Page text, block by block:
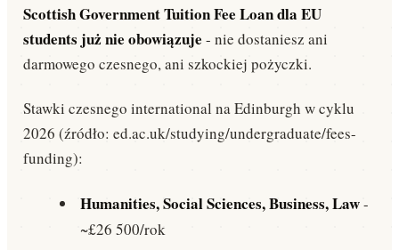
Scottish Government Tuition Fee Loan dla EU
students już nie obowiązuje - nie dostaniesz ani
darmowego czesnego, ani szkockiej pożyczki.
Stawki czesnego international na Edinburgh w cyklu
2026 (źródło: ed.ac.uk/studying/undergraduate/fees-
funding):
Humanities, Social Sciences, Business, Law-
~£26 500/rok